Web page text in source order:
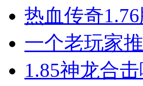
热血传奇
一个老玩家
1.85神龙合